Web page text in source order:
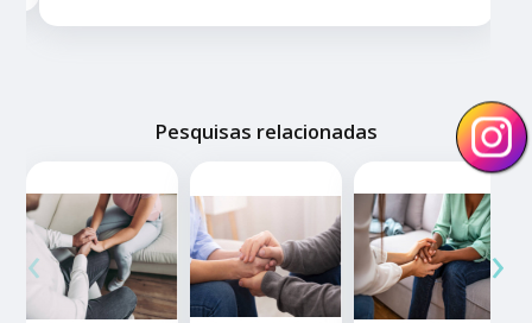
Pesquisas relacionadas
‹ ›